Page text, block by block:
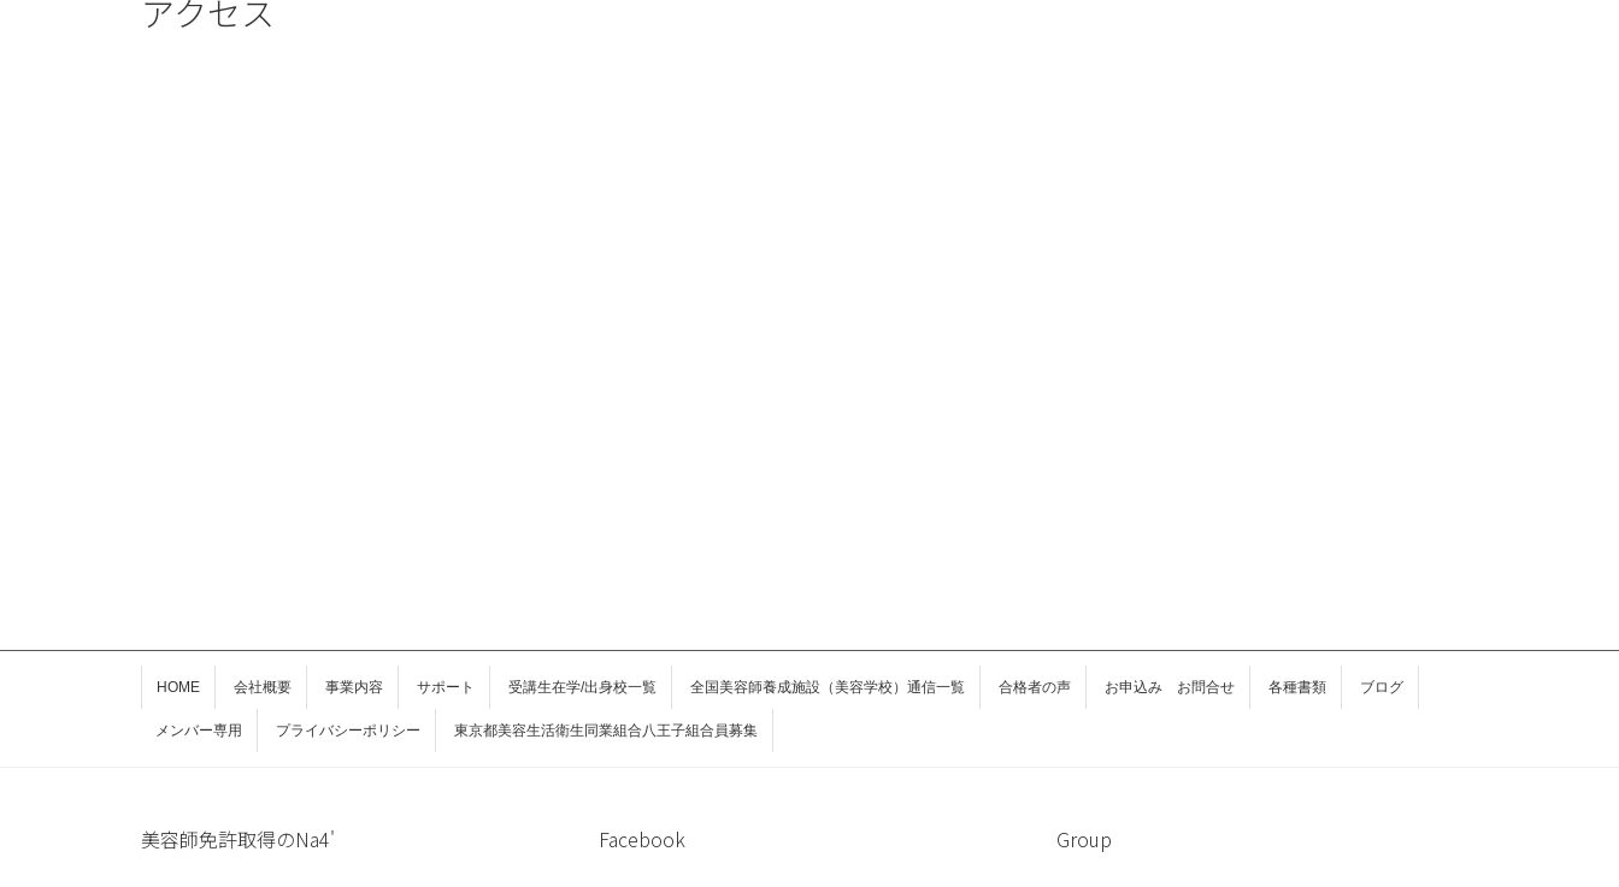
アクセス
HOME 会社概要 事業内容 サポート 受講生在学/出身校一覧 全国美容師養成施設（美容学校）通信一覧 合格者の声 お申込み お問合せ 各種書類 ブログ
メンバー専用 プライバシーポリシー 東京都美容生活衛生同業組合八王子組合員募集
美容師免許取得のNa4' Facebook Group